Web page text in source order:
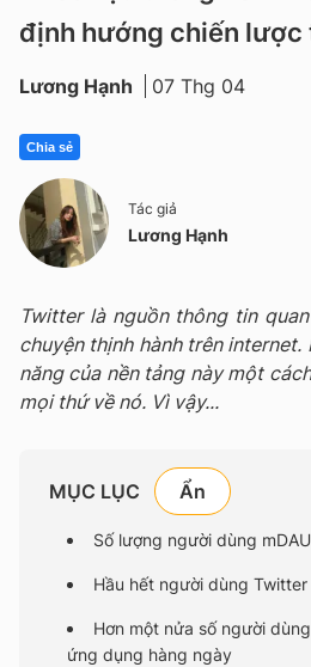
định hướng chiến lược
Lương Hạnh 07 Thg 04
Chia sẻ
Tác giả
Lương Hạnh
Twitter là nguồn thông tin
chuyện thịnh hành trên
năng của nền tảng này một
mọi thứ về nó. Vì vậy...
MỤC LỤC
Số lượng người dùng
Hầu hết người dùng
Hơn một nửa số người
ứng dụng hàng ngày